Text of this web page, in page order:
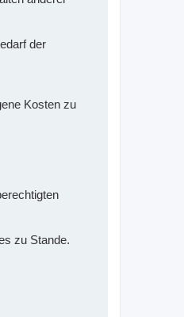
der
Kosten zu
zu Stande.